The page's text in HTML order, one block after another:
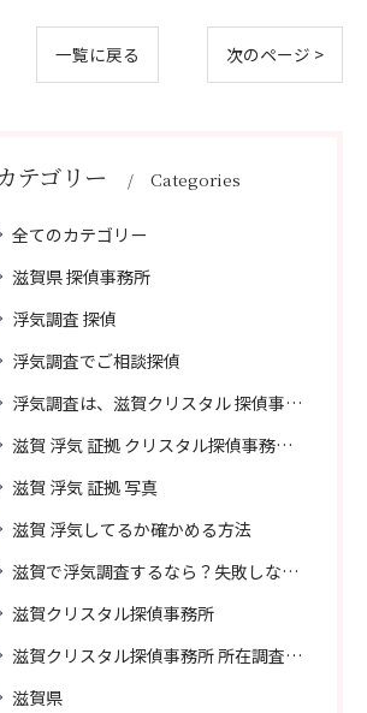
一覧に戻る 次のページ >
テゴリー Categories
全てのカテゴリー
滋賀県 探偵事務所
浮気調査 探偵
浮気調査でご相談探偵
浮気調査は、滋賀クリスタル 探偵事務所はご相談
滋賀 浮気 証拠 クリスタル探偵事務所 相談 無料
滋賀 浮気 証拠 写真
滋賀 浮気してるか確かめる方法
滋賀で浮気調査するなら？失敗しない探偵の選び方
滋賀クリスタル探偵事務所
滋賀クリスタル探偵事務所 所在調査 得意
滋賀県